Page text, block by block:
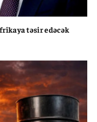
təsir edəcək